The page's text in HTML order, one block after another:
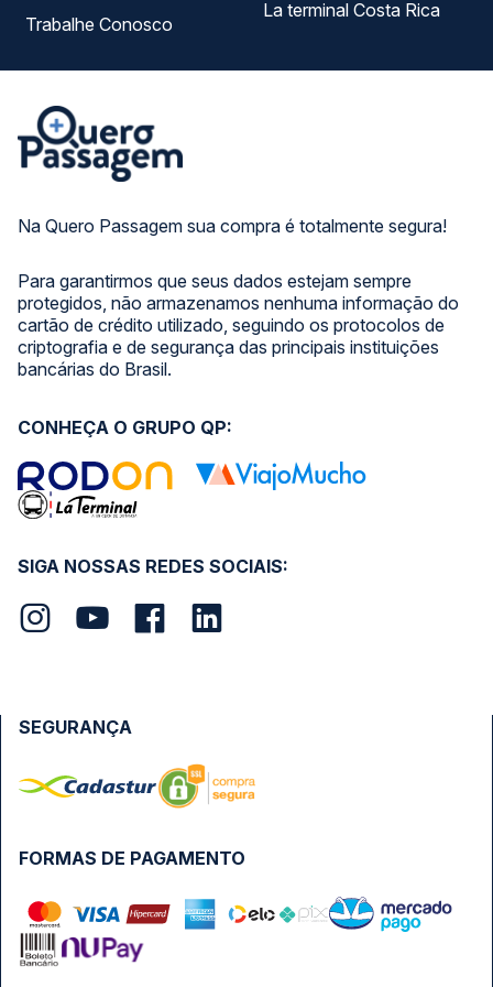
Na Quero Passagem sua compra é totalmente segura!
Para garantirmos que seus dados estejam sempre
protegidos, não armazenamos nenhuma informação do
cartão de crédito utilizado, seguindo os protocolos de
criptografia e de segurança das principais instituições
bancárias do Brasil.
Trabalhe Conosco
La terminal Costa Rica
SIGA NOSSAS REDES SOCIAIS:
CONHEÇA O GRUPO QP:
FORMAS DE PAGAMENTO
SEGURANÇA